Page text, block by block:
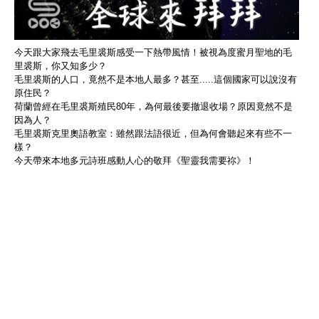
今天跟大家飛去毛里裘斯感受一下熱帶風情！被視為度蜜月聖地的毛
里裘斯，你又知多少？
毛里裘斯的人口，竟然不是本地人最多？甚至.....這個國家可以說沒有
原住民？
荷蘭曾經在毛里裘斯殖民80年，為何最後要撤退收場？原因竟然不是
因為人？
毛里裘斯克里奧語教室：雖然跟法語很近，但為何會聽起來有些不一
樣？
今天帶來本地多元詩班感動人心的敬拜《聖靈我需要祢》！